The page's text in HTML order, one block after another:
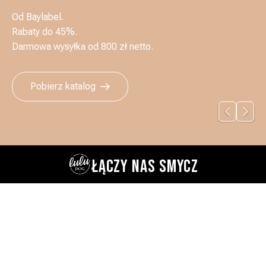
Od Baylabel.
Rabaty do 45%.
Darmowa wysyłka od 800 zł netto.
Pobierz katalog
ŁĄCZY NAS SMYCZ